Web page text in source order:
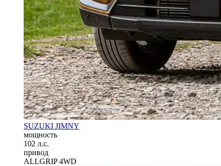
SUZUKI JIMNY
мощность
102 л.с.
привод
ALLGRIP 4WD